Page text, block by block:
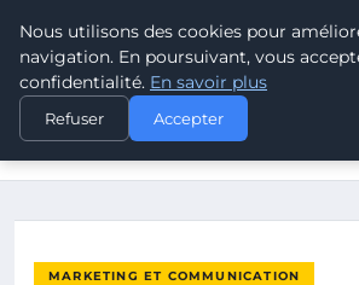
POUVOIR OUVRIER
ACCUEIL
COMMENT TROUVER UN FREELANCE SEO
MARKETING ET COMMUNICATION
Nous utilisons des cookies pour
navigation. En poursuivant, vous
confidentialité. En savoir plus
Refuser Accepter